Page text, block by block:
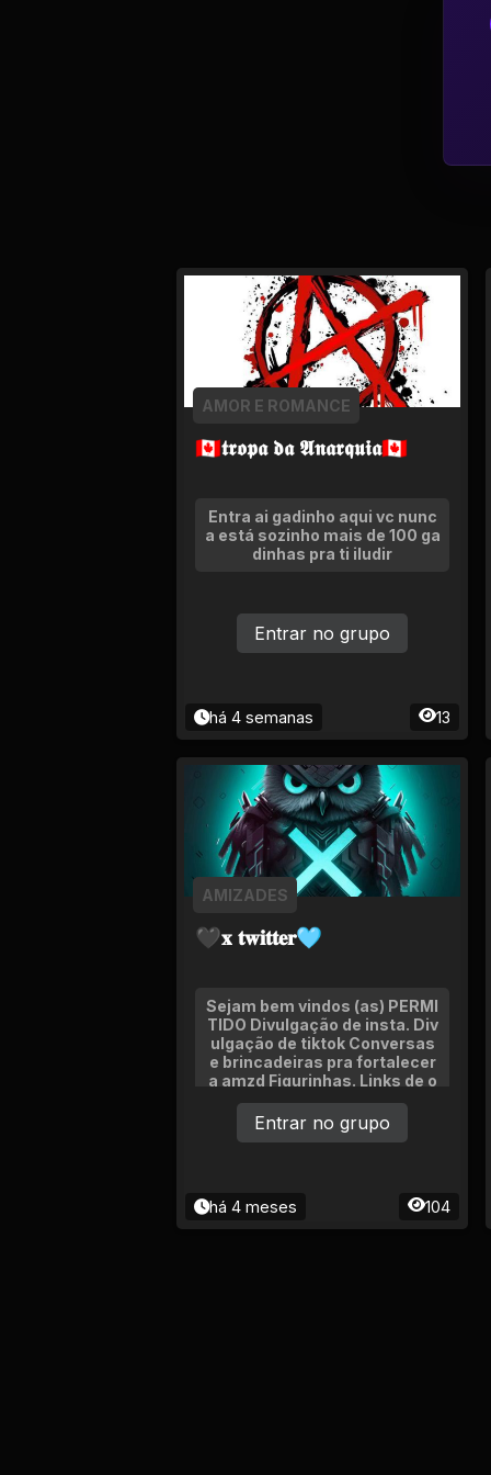
🇨🇦𝖙𝖗𝖔𝖕𝖆 𝖉𝖆 𝕬𝖓𝖆𝖗𝖖𝖚𝖎𝖆🇨🇦
AMOR E ROMANCE
Entra ai gadinho aqui vc nunc
a está sozinho mais de 100 ga
dinhas pra ti iludir
há 4 semanas 13
Entrar no grupo
🖤𝐱 𝐭𝐰𝐢𝐭𝐭𝐞𝐫🩵
AMIZADES
Sejam bem vindos (as) PERMI
TIDO Divulgação de insta. Div
ulgação de tiktok Conversas
e brincadeiras pra fortalecer
a amzd Figurinhas. Links de o
utros grupos. (só com permis
são do adm)
há 4 meses 104
Entrar no grupo